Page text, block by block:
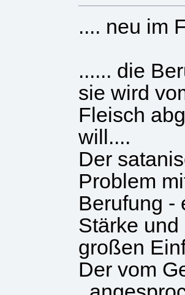
.... neu im
...... die
sie wird
Fleisch
will....
Der
Problem
Berufung -
Stärke und
großen
Der vom